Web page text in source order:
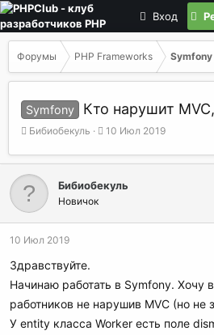
Вход
Форумы PHP Frameworks Symfony
Symfony Кто нарушит
А
т
о
р
т
ы
Бибиобекуль
Д
т
н
10 Июл 2019
Бибиобекуль
Новичок
10 Июл 2019
Здравствуйте.
Начинаю работать в Symfony. Хочу
работников не нарушив MVC (но не
У entity класса Worker есть поле